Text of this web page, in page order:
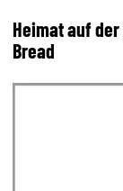
Heimat auf
Bread